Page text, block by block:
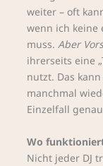
weiter – oft
wenn ich keine
muss. Aber
ihrerseits eine
nutzt. Das
manchmal
Einzelfall
Wo
Nicht jeder DJ